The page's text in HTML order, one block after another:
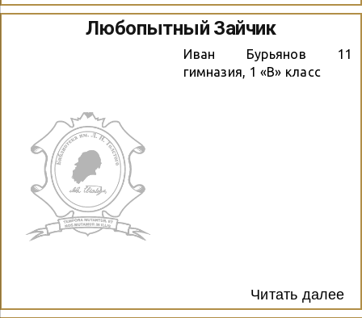
Любопытный Зайчик
Иван Бурьянов 11
гимназия, 1 «В» класс
Читать далее